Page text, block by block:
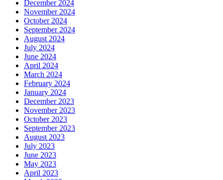
December 2024
November 2024
October 2024
September 2024
August 2024
July 2024
June 2024
April 2024
March 2024
February 2024
January 2024
December 2023
November 2023
October 2023
September 2023
August 2023
July 2023
June 2023
May 2023
April 2023